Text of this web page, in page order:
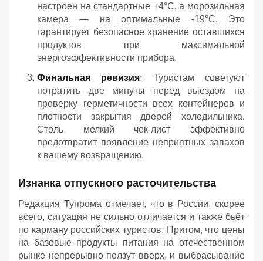
настроен на стандартные +4°C, а морозильная
камера — на оптимальные -19°C. Это
гарантирует безопасное хранение оставшихся
продуктов при максимальной
энергоэффективности прибора.
Финальная ревизия: Туристам советуют
потратить две минуты перед выездом на
проверку герметичности всех контейнеров и
плотности закрытия дверей холодильника.
Столь мелкий чек-лист эффективно
предотвратит появление неприятных запахов
к вашему возвращению.
Изнанка отпускного расточительства
Редакция Тупрома отмечает, что в России, скорее
всего, ситуация не сильно отличается и также бьёт
по карману российских туристов. Притом, что цены
на базовые продукты питания на отечественном
рынке непрерывно ползут вверх, и выбрасывание